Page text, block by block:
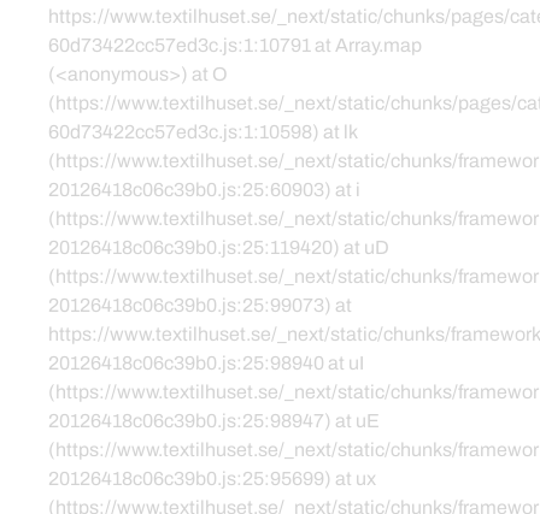
https://www.textilhuset.se/_next/static/chunks/pages/
60d73422cc57ed3c.js:1:10791 at Array.map
(<anonymous>) at O
(https://www.textilhuset.se/_next/static/chunks/pages/
60d73422cc57ed3c.js:1:10598) at lk
(https://www.textilhuset.se/_next/static/chunks/
20126418c06c39b0.js:25:60903) at i
(https://www.textilhuset.se/_next/static/chunks/
20126418c06c39b0.js:25:119420) at uD
(https://www.textilhuset.se/_next/static/chunks/
20126418c06c39b0.js:25:99073) at
https://www.textilhuset.se/_next/static/chunks/
20126418c06c39b0.js:25:98940 at uI
(https://www.textilhuset.se/_next/static/chunks/
20126418c06c39b0.js:25:98947) at uE
(https://www.textilhuset.se/_next/static/chunks/
20126418c06c39b0.js:25:95699) at ux
(https://www.textilhuset.se/_next/static/chunks/